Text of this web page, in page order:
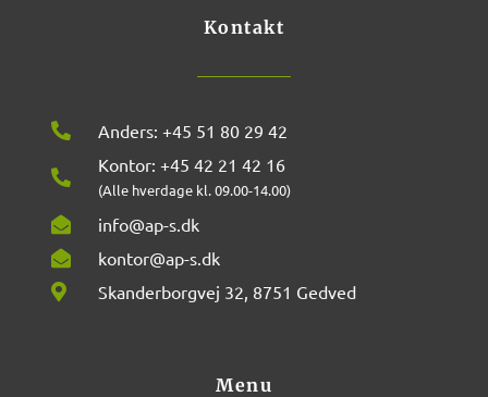
m
Kontakt
Anders: +45 51 80 29 42
Kontor: +45 42 21 42 16
(Alle hverdage kl. 09.00-14.00)
info@ap-s.dk
kontor@ap-s.dk
Skanderborgvej 32, 8751 Gedved
Menu